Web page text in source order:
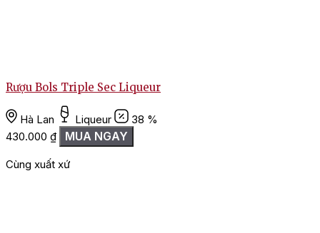
Rượu Bols Triple Sec Liqueur
Hà Lan Liqueur
38 %
430.000 ₫ MUA NGAY
Cùng xuất xứ